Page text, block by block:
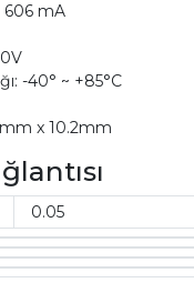
606 mA
-40° ~ +85°C
x 10.2mm
0.05